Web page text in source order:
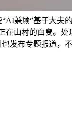
兼顾”基于大夫
在山村的白叟。
发布专题报道，